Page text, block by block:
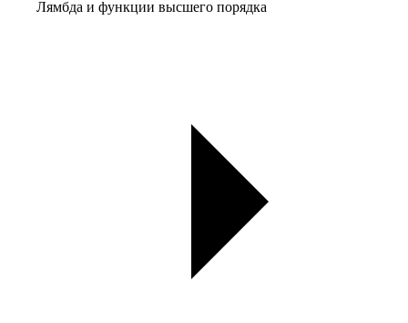
Лямбда и функции высшего порядка